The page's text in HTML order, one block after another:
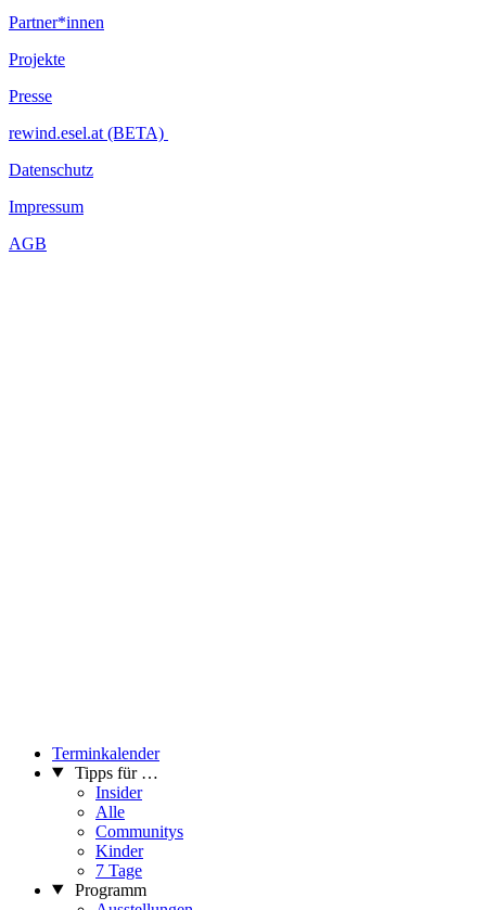
Partner*innen
Projekte
Presse
rewind.esel.at (BETA)
Datenschutz
Impressum
AGB
Terminkalender
Tipps für …
Insider
Alle
Communitys
Kinder
7 Tage
Programm